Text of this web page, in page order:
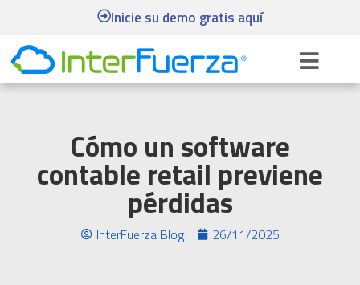
Inicie su demo gratis aquí
Cómo un software
contable retail previene
pérdidas
InterFuerza Blog 26/11/2025